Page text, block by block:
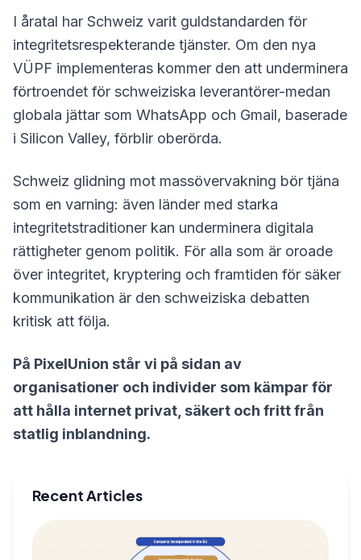
I åratal har Schweiz varit guldstandarden för
integritetsrespekterande tjänster. Om den nya
VÜPF implementeras kommer den att underminera
förtroendet för schweiziska leverantörer-medan
globala jättar som WhatsApp och Gmail, baserade
i Silicon Valley, förblir oberörda.
Schweiz glidning mot massövervakning bör tjäna
som en varning: även länder med starka
integritetstraditioner kan underminera digitala
rättigheter genom politik. För alla som är oroade
över integritet, kryptering och framtiden för säker
kommunikation är den schweiziska debatten
kritisk att följa.
På PixelUnion står vi på sidan av
organisationer och individer som kämpar för
att hålla internet privat, säkert och fritt från
statlig inblandning.
Recent Articles